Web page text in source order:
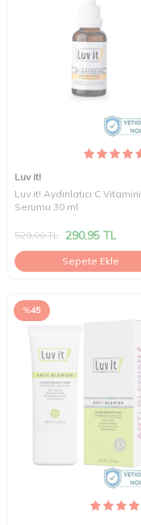
Luv it!
Luv it! Aydınlatıcı C Vitamini
Serumu 30 ml
529,00TL 290,95 TL
Sepete Ekle
%45